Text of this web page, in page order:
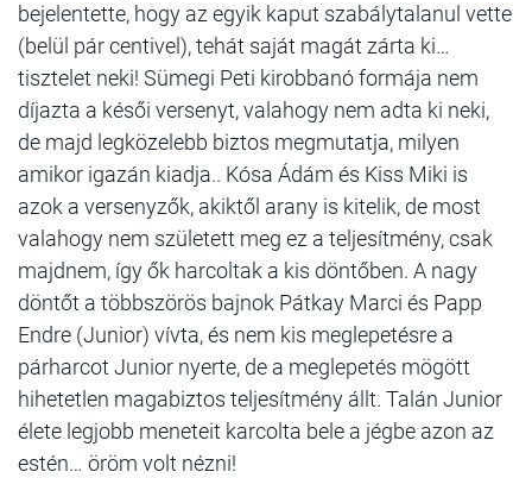
bejelentette, hogy az egyik kaput szabálytalanul vette
(belül pár centivel), tehát saját magát zárta ki…
tisztelet neki! Sümegi Peti kirobbanó formája nem
díjazta a késői versenyt, valahogy nem adta ki neki,
de majd legközelebb biztos megmutatja, milyen
amikor igazán kiadja.. Kósa Ádám és Kiss Miki is
azok a versenyzők, akiktől arany is kitelik, de most
valahogy nem született meg ez a teljesítmény, csak
majdnem, így ők harcoltak a kis döntőben. A nagy
döntőt a többszörös bajnok Pátkay Marci és Papp
Endre (Junior) vívta, és nem kis meglepetésre a
párharcot Junior nyerte, de a meglepetés mögött
hihetetlen magabiztos teljesítmény állt. Talán Junior
élete legjobb meneteit karcolta bele a jégbe azon az
estén… öröm volt nézni!